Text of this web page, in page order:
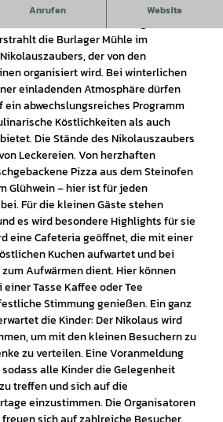
Anrufen Website
Mühle Burlage
die Burlager Mühle im
der von den
organisiert wird. Bei winterlichen
einladenden Atmosphäre dürfen
ein abwechslungsreiches Programm
Köstlichkeiten als auch
Die Stände des Nikolauszaubers
Leckereien. Von herzhaften
Pizza aus dem Steinofen
Glühwein – hier ist für jeden
Für die kleinen Gäste stehen
es wird besondere Highlights für sie
eine Cafeteria geöffnet, die mit einer
Kuchen aufwartet und bei
Aufwärmen dient. Hier können
Tasse Kaffee oder Tee
Stimmung genießen. Ein ganz
die Kinder: Der Nikolaus wird
um mit den kleinen Besuchern zu
zu verteilen. Eine Voranmeldung
alle Kinder die Gelegenheit
treffen und sich auf die
einzustimmen. Die Organisatoren